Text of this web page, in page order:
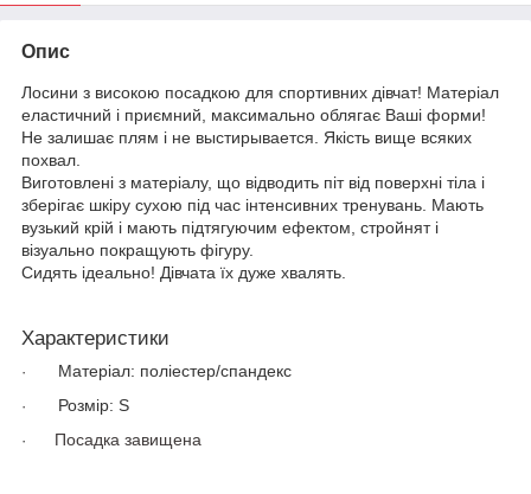
Опис
Лосини з високою посадкою для спортивних дівчат! Матеріал
еластичний і приємний, максимально облягає Ваші форми!
Не залишає плям і не выстирывается. Якість вище всяких
похвал.
Виготовлені з матеріалу, що відводить піт від поверхні тіла і
зберігає шкіру сухою під час інтенсивних тренувань. Мають
вузький крій і мають підтягуючим ефектом, стройнят і
візуально покращують фігуру.
Сидять ідеально! Дівчата їх дуже хвалять.
Характеристики
· Матеріал: поліестер/спандекс
· Розмір: S
· Посадка завищена